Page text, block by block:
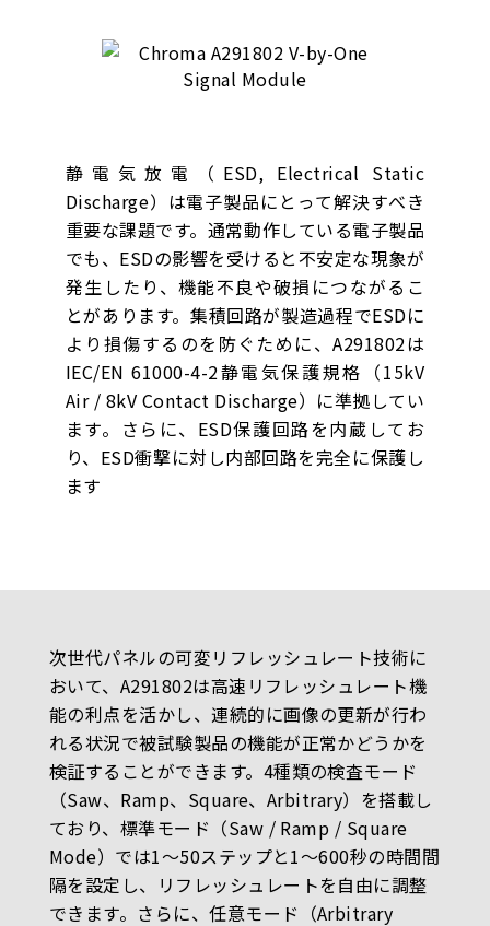
静電気放電（ESD, Electrical Static
Discharge）は電子製品にとって解決すべき
重要な課題です。通常動作している電子製品
でも、ESDの影響を受けると不安定な現象が
発生したり、機能不良や破損につながるこ
とがあります。集積回路が製造過程でESDに
より損傷するのを防ぐために、A291802は
IEC/EN 61000-4-2静電気保護規格（15kV
Air / 8kV Contact Discharge）に準拠してい
ます。さらに、ESD保護回路を内蔵してお
り、ESD衝撃に対し内部回路を完全に保護し
ます
次世代パネルの可変リフレッシュレート技術に
おいて、A291802は高速リフレッシュレート機
能の利点を活かし、連続的に画像の更新が行わ
れる状況で被試験製品の機能が正常かどうかを
検証することができます。4種類の検査モード
（Saw、Ramp、Square、Arbitrary）を搭載し
ており、標準モード（Saw / Ramp / Square
Mode）では1〜50ステップと1〜600秒の時間間
隔を設定し、リフレッシュレートを自由に調整
できます。さらに、任意モード（Arbitrary